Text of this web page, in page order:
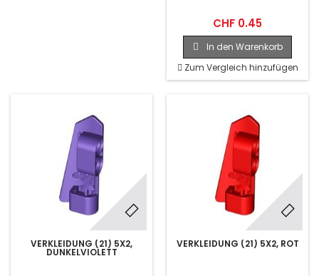
CHF 0.45
In den Warenkorb
Zum Vergleich hinzufügen
VERKLEIDUNG (21) 5X2,
DUNKELVIOLETT
VERKLEIDUNG (21) 5X2, ROT